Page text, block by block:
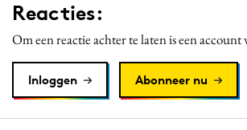
PR
Programmatic
Purpose Marketing
Reputatie & crisis
Reacties:
Om een reactie achter te laten is een account
Inloggen Abonneer nu